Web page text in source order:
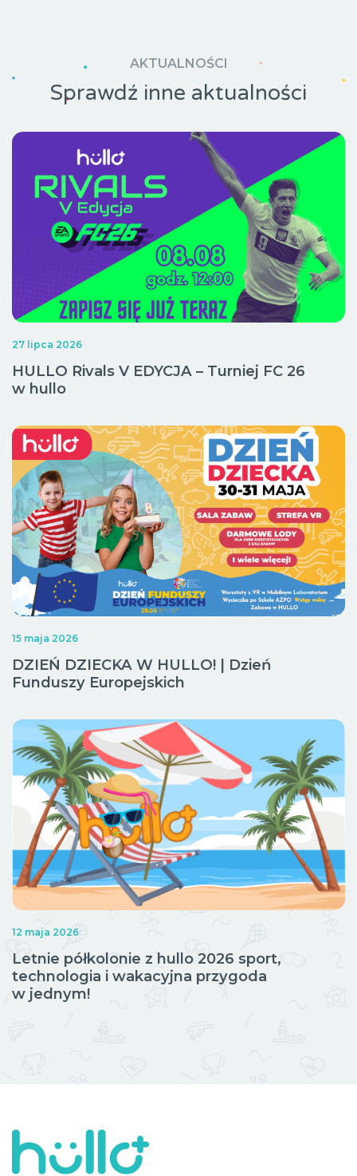
AKTUALNOŚCI
Sprawdź inne aktualności
27 lipca 2026
HULLO Rivals V EDYCJA – Turniej FC 26
w hullo
15 maja 2026
DZIEŃ DZIECKA W HULLO! | Dzień
Funduszy Europejskich
12 maja 2026
Letnie półkolonie z hullo 2026 sport,
technologia i wakacyjna przygoda
w jednym!